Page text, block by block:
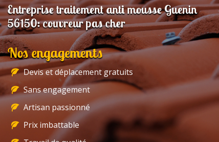
Entreprise traitement anti mousse Guenin
56150: couvreur pas cher
Nos engagements
Devis et déplacement gratuits
Sans engagement
Artisan passionné
Prix imbattable